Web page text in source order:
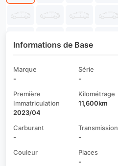
Informations de Base
Marque
-
Série
-
Première
Immatriculation
2023/04
Kilométrage
11,600km
Carburant
-
Transmission
-
Couleur
Places
-